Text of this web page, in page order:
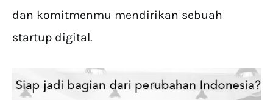
dan komitmenmu mendirikan sebuah
startup digital.